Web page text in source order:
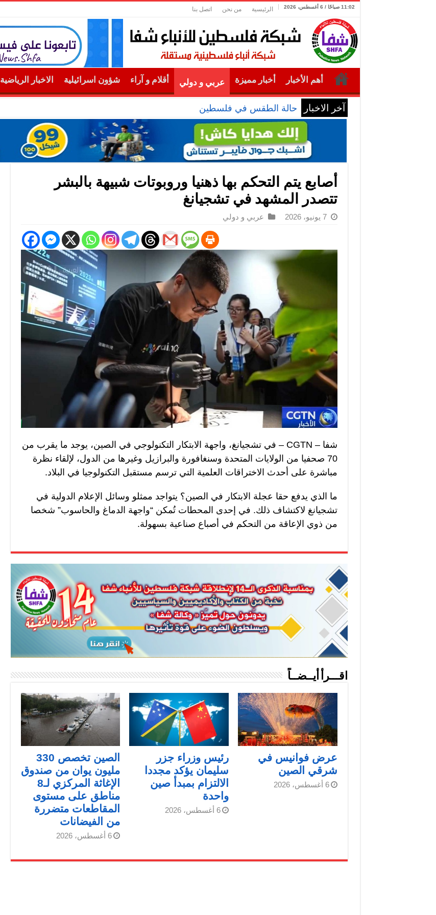
11:02 صباحًا / 6 أغسطس، 2026 الرئيسية من نحن اتصل بنا
أهم الأخبار أخبار مميزة عربي و دولي أقلام و آراء شؤون اسرائيلية الاخبار الرياضية
آخر الاخبار حالة الطقس في فلسطين
أصابع يتم التحكم بها ذهنيا وروبوتات شبيهة بالبشر
تتصدر المشهد في تشجيانغ
7 يونيو، 2026 عربي و دولي
شفا – CGTN – في تشجيانغ، واجهة الابتكار التكنولوجي في الصين، يوجد ما يقرب من
70 صحفيا من الولايات المتحدة وسنغافورة والبرازيل وغيرها من الدول، لإلقاء نظرة
مباشرة على أحدث الاختراقات العلمية التي ترسم مستقبل التكنولوجيا في البلاد.
ما الذي يدفع حقا عجلة الابتكار في الصين؟ يتواجد ممثلو وسائل الإعلام الدولية في
تشجيانغ لاكتشاف ذلك. في إحدى المحطات تُمكن “واجهة الدماغ والحاسوب” شخصا
من ذوي الإعاقة من التحكم في أصباع صناعية بسهولة.
اقـــرأ أيــضــاً
عرض فوانيس في
شرقي الصين
6 أغسطس، 2026
رئيس وزراء جزر
سليمان يؤكد مجددا
الالتزام بمبدأ صين
واحدة
6 أغسطس، 2026
الصين تخصص 330
مليون يوان من صندوق
الإغاثة المركزي لـ8
مناطق على مستوى
المقاطعات متضررة
من الفيضانات
6 أغسطس، 2026